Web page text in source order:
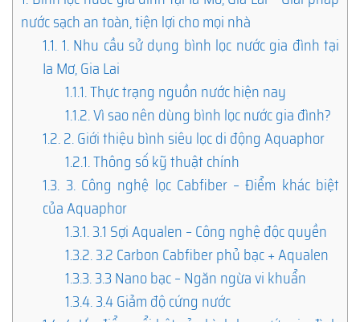
nước sạch an toàn, tiện lợi cho mọi nhà
1.1. 1. Nhu cầu sử dụng bình lọc nước gia đình tại
Ia Mơ, Gia Lai
1.1.1.Thực trạng nguồn nước hiện nay
1.1.2.Vì sao nên dùng bình lọc nước gia đình?
1.2.2. Giới thiệu bình siêu lọc di động Aquaphor
1.2.1.Thông số kỹ thuật chính
1.3. 3. Công nghệ lọc Cabfiber – Điểm khác biệt
của Aquaphor
1.3.1.3.1 Sợi Aqualen – Công nghệ độc quyền
1.3.2.3.2 Carbon Cabfiber phủ bạc + Aqualen
1.3.3.3.3 Nano bạc – Ngăn ngừa vi khuẩn
1.3.4.3.4 Giảm độ cứng nước